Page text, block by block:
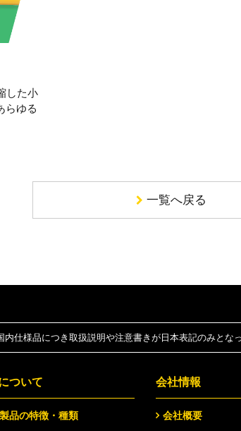
した小
らゆる
一覧へ戻る
仕様品につき取扱説明や注意書きが日本表記のみとな
ついて
品の特徴・種類
会社情報
会社概要